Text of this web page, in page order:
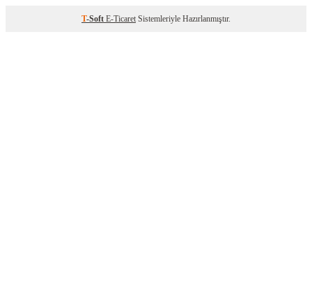
T-Soft E-Ticaret Sistemleriyle Hazırlanmıştır.